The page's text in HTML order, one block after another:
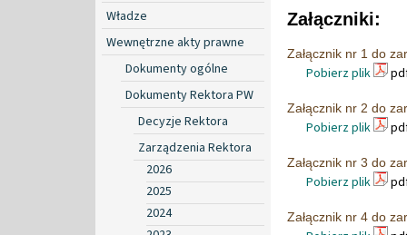
Władze
Wewnętrzne akty prawne
Dokumenty ogólne
Dokumenty Rektora PW
Decyzje Rektora
Zarządzenia Rektora
2026
2025
2024
Załączniki:
Załącznik nr 1 do
Pobierz plik
Załącznik nr 2 do
Pobierz plik
Załącznik nr 3 do
Pobierz plik
Załącznik nr 4 do